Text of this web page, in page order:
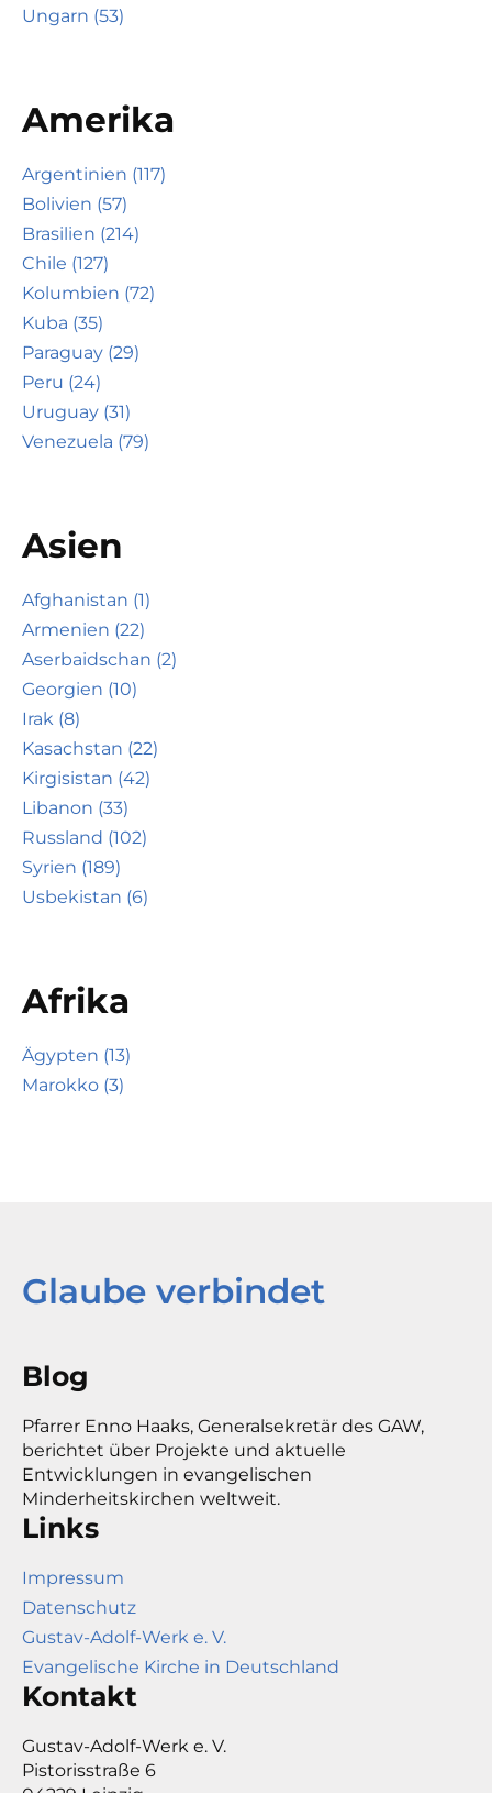
Ungarn (53)
Amerika
Argentinien (117)
Bolivien (57)
Brasilien (214)
Chile (127)
Kolumbien (72)
Kuba (35)
Paraguay (29)
Peru (24)
Uruguay (31)
Venezuela (79)
Asien
Afghanistan (1)
Armenien (22)
Aserbaidschan (2)
Georgien (10)
Irak (8)
Kasachstan (22)
Kirgisistan (42)
Libanon (33)
Russland (102)
Syrien (189)
Usbekistan (6)
Afrika
Ägypten (13)
Marokko (3)
Glaube verbindet
Blog
Pfarrer Enno Haaks, Generalsekretär des GAW,
berichtet über Projekte und aktuelle
Entwicklungen in evangelischen
Minderheitskirchen weltweit.
Links
Impressum
Datenschutz
Gustav-Adolf-Werk e. V.
Evangelische Kirche in Deutschland
Kontakt
Gustav-Adolf-Werk e. V.
Pistorisstraße 6